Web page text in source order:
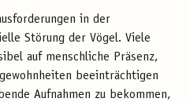
in der
Störung der Vögel. Viele
auf menschliche Präsenz,
beeinträchtigen
Aufnahmen zu bekommen,